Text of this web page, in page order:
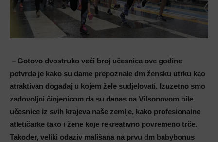
– Gotovo dvostruko veći broj učesnica ove godine
potvrda je kako su dame prepoznale dm žensku utrku kao
atraktivan događaj u kojem žele sudjelovati. Izuzetno smo
zadovoljni činjenicom da su danas na Vilsonovom bile
učesnice iz svih krajeva naše zemlje, kako profesionalne
atletičarke tako i žene koje rekreativno povremeno trče.
Također, veliki odaziv mališana na prvu dm babybonus